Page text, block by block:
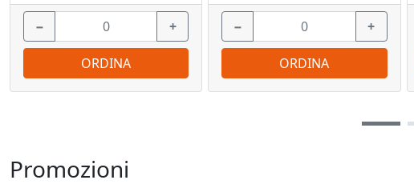
Promozioni
− +
ORDINA
− +
ORDINA